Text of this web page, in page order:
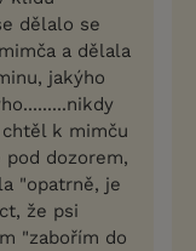
dělalo se
a dělala
jakýho
k mimču
dozorem,
"opatrně, je
že psi
"zabořím do